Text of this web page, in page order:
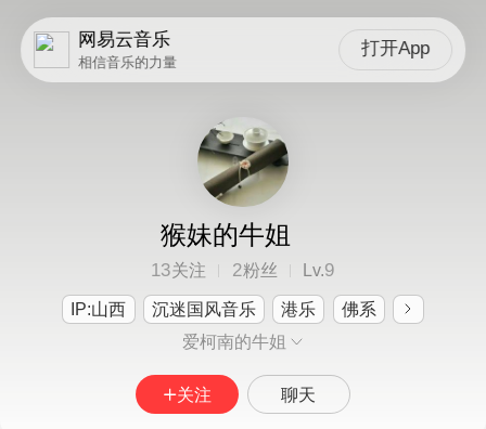
网易云音乐
相信音乐的力量
打开App
猴妹的牛姐
13关注 2粉丝 Lv.9
IP:山西 沉迷国风音乐 港乐
佛系
爱柯南的牛姐
关注 聊天